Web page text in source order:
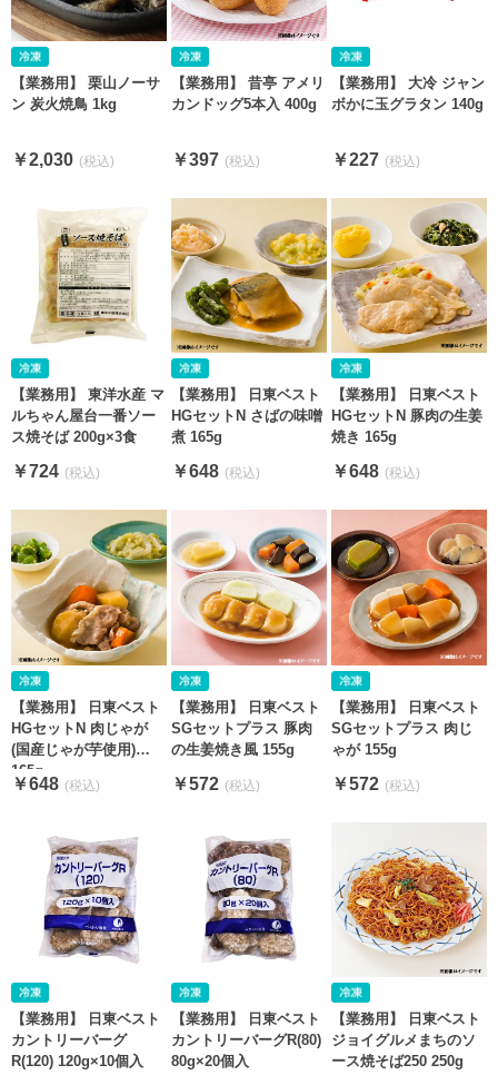
【業務用】 栗山ノーサ
ン 炭火焼鳥 1kg
￥2,030
【業務用】 昔亭 アメリ
カンドッグ5本入 400g
￥397
【業務用】 大冷 ジャン
ボかに玉グラタン 140g
￥227
【業務用】 東洋水産 マ
ルちゃん屋台一番ソー
ス焼そば 200g×3食
￥724
【業務用】 日東ベスト
HGセットN さばの味噌
煮 165g
￥648
【業務用】 日東ベスト
HGセットN 豚肉の生姜
焼き 165g
￥648
【業務用】 日東ベスト
HGセットN 肉じゃが
(国産じゃが芋使用)
165g
￥648
【業務用】 日東ベスト
SGセットプラス 豚肉
の生姜焼き風 155g
￥572
【業務用】 日東ベスト
SGセットプラス 肉じ
ゃが 155g
￥572
【業務用】 日東ベスト
カントリーバーグ
R(120) 120g×10個入
【業務用】 日東ベスト
カントリーバーグR(80)
80g×20個入
【業務用】 日東ベスト
ジョイグルメまちのソ
ース焼そば250 250g